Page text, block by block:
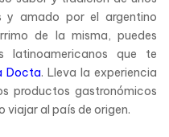
y amado por el argentino
de la misma, puedes
latinoamericanos que te
Docta. Lleva la experiencia
productos gastronómicos
viajar al país de origen.